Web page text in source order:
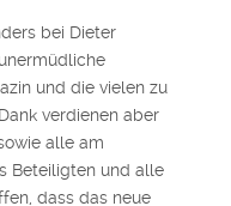
bei Dieter
und die vielen zu
verdienen aber
alle am
Beteiligten und alle
dass das neue